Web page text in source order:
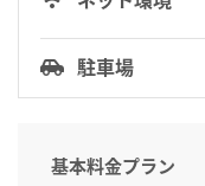
駐車場
基本料金プラン